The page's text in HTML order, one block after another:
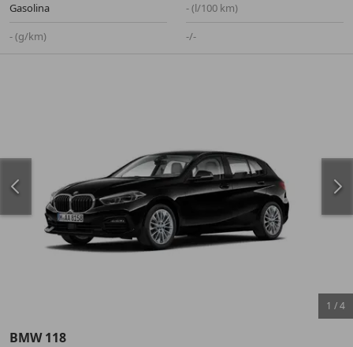
Gasolina
- (l/100 km)
- (g/km)
-/-
1 /4
BMW 118